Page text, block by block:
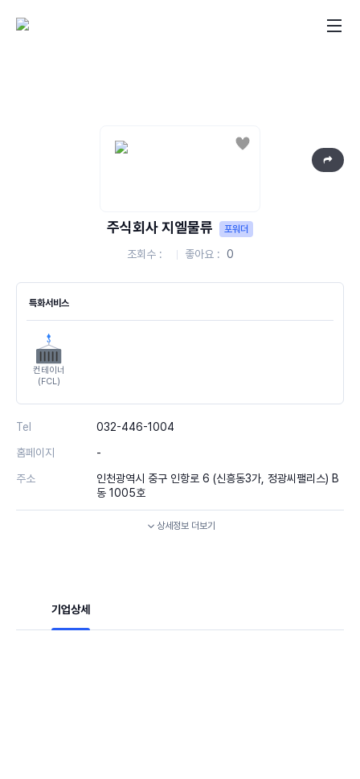
좋아요
주식회사 지엘물류 포워더
조회수 좋아요 0
특화서비스
컨테이너
(FCL)
Tel
032-446-1004
홈페이지
-
주소
인천광역시 중구 인항로 6 (신흥동3가, 정광씨팰리스) B
동 1005호
상세정보 더보기
기업상세